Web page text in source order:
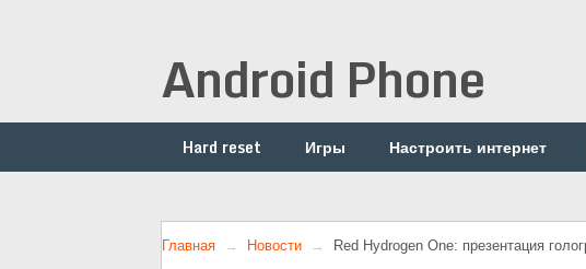
Android Phone
Hard reset Игры Настроить интернет
Главная Новости Red Hydrogen One: презентация